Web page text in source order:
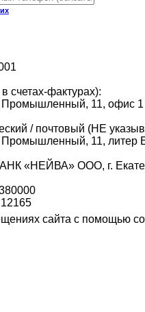
счетах-фактурах):
Промышленный, 11, офис 1
/ почтовый (НЕ
Промышленный, 11, литер
«НЕЙВА» ООО, г.
сайта с помощью